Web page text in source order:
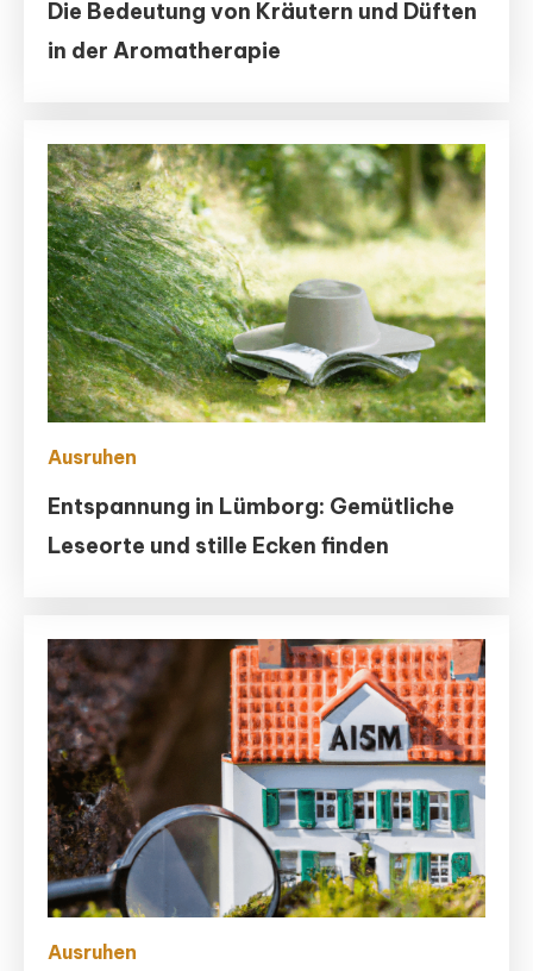
Die Bedeutung von Kräutern und Düften
in der Aromatherapie
Ausruhen
Entspannung in Lümborg: Gemütliche
Leseorte und stille Ecken finden
Ausruhen